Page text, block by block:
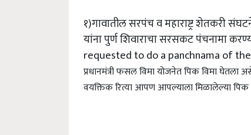
१)गावातील सरपंच व महाराष्ट्र शेतकरी
यांना पुर्ण शिवाराचा सरसकट पंचनामा
requested to do a panchnama of
प्रधानमंत्री फसल विमा योजनेत पिक विमा
वयक्तिक रित्या आपण आपल्याला मिळालेल्या पिक